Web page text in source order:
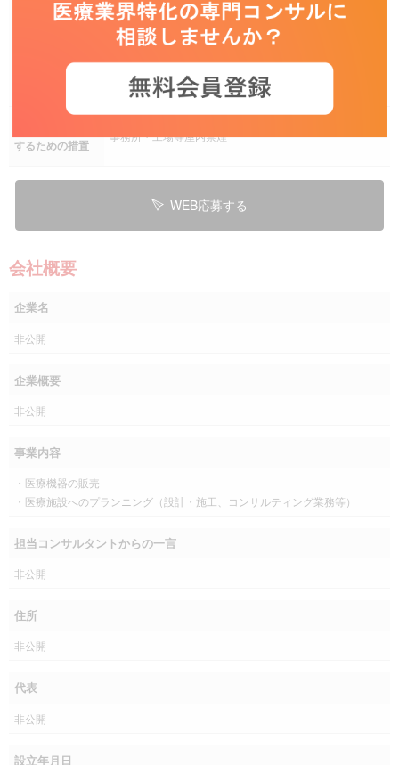
東京都八王子市
京王相模原線「南大沢駅」徒歩4分
その他 転勤有
（ただし転居を伴う異動の頻度は低くエリア内での担当
替えがメイン）
するための措置
事務所・工場等屋内禁煙
WEB応募する
会社概要
企業名
非公開
企業概要
非公開
事業内容
・医療機器の販売
・医療施設へのプランニング（設計・施工、コンサルティング業務等）
担当コンサルタントからの一言
非公開
住所
非公開
代表
非公開
設立年月日